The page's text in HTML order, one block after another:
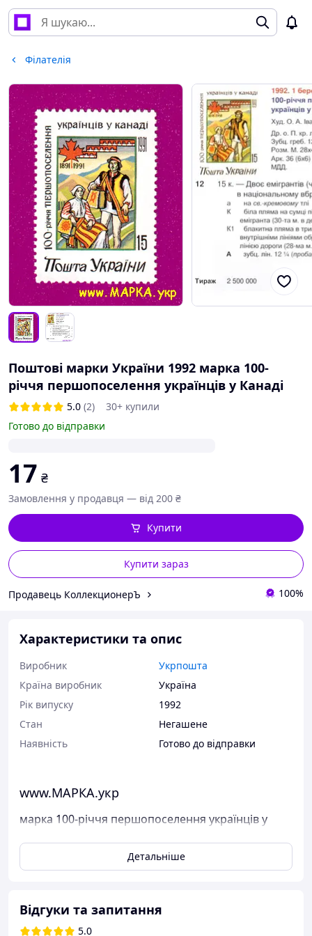
Філателія
Поштові марки України 1992 марка 100-
річчя першопоселення українців у Канаді
5.0 (2)
30+ купили
Готово до відправки
17 ₴
Замовлення у продавця — від 200 ₴
Купити зараз
Купити
Продавець КоллекционерЪ 100%
Характеристики та опис
Виробник
Укрпошта
Країна виробник
Україна
Рік випуску
1992
Стан
Негашене
Наявність
Готово до відправки
www.МАРКА.укр
марка 100-річчя першопоселення українців у
Поштові марки України
Виставлені на продаж марки України чисті, у
Детальніше
Відгуки та запитання
5.0